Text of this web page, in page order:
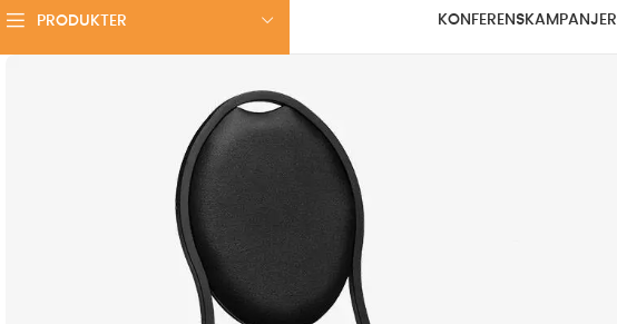
PRODUKTER KONFERENSKAMPANJER